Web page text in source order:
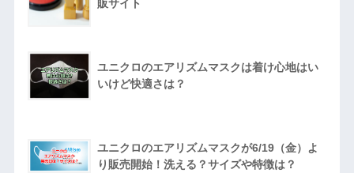
販サイト
ユニクロのエアリズムマスクは着け心地はい
いけど快適さは？
ユニクロのエアリズムマスクが6/19（金）よ
り販売開始！洗える？サイズや特徴は？